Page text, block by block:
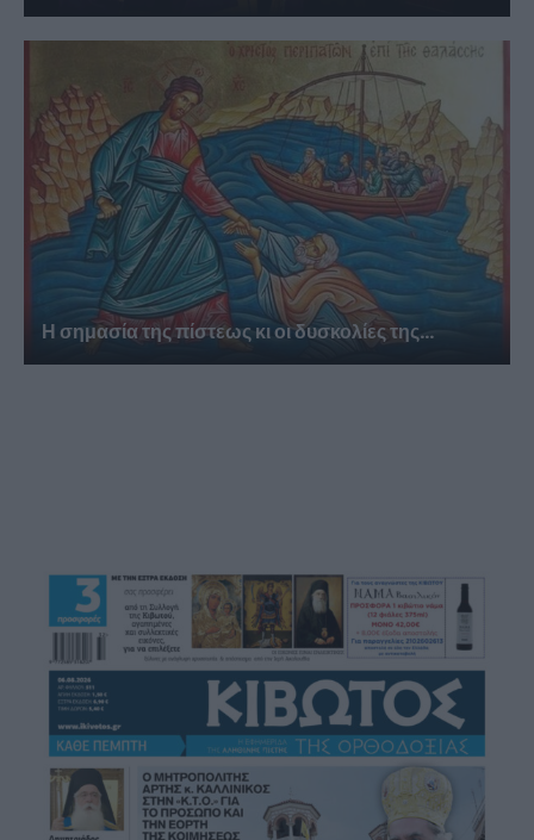
Η σημασία της πίστεως κι οι δυσκολίες της...